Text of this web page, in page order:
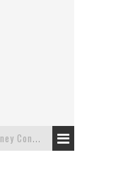
Personajes De Disney Con Vestuarios Contemporáneos